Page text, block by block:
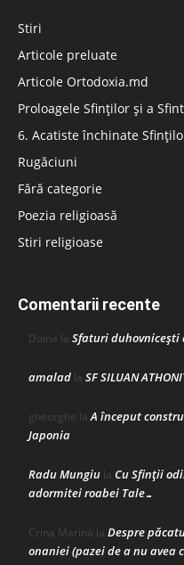
Stiri
Articole preluate
Articole Ortodoxia.md
Proloagele Sfinților și a
6. Acatiste închinate
Rugăciuni
Fără categorie
Poezia religioasă
Stiri religioase
Comentarii recente
Doina la Sfaturi duhovnicești
amalad la SF SILUAN
gheorghe laA început
Japonia
Radu Mungiu la Cu Sfinții
adormitei roabei Tale…
Crina Marina la Despre
onaniei (pazei de a nu avea